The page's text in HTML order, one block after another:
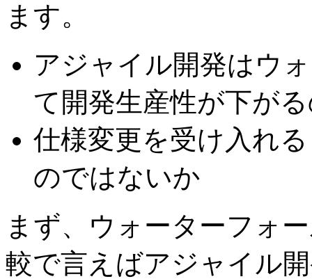
ます。
アジャイル開発はウ
て開発生産性が下が
仕様変更を受け入れ
のではないか
まず、ウォーターフォ
較で言えばアジャイル